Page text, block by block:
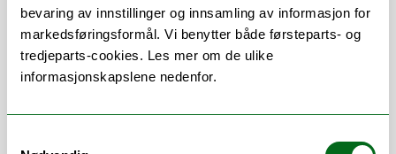
bevaring av innstillinger og innsamling av informasjon for
markedsføringsformål. Vi benytter både førsteparts- og
tredjeparts-cookies. Les mer om de ulike
informasjonskapslene nedenfor.
Jeg lager innhold for ulike målgrupper – alt
fra forsknings- og nyhetssaker til
videoseriene OpplystogTrend. Målet er å
gjøre UiT mer synlig og forskningen vår